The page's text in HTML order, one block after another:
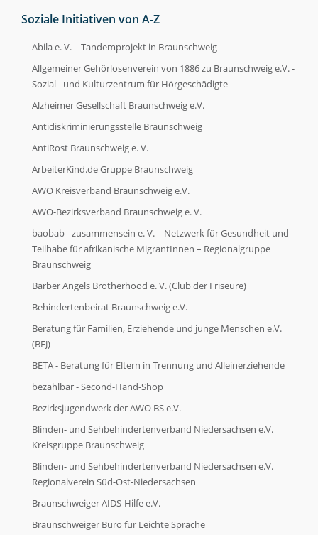
Soziale Initiativen von A-Z
Abila e. V. – Tandemprojekt in Braunschweig
Allgemeiner Gehörlosenverein von 1886 zu Braunschweig e.V. -
Sozial - und Kulturzentrum für Hörgeschädigte
Alzheimer Gesellschaft Braunschweig e.V.
Antidiskriminierungsstelle Braunschweig
AntiRost Braunschweig e. V.
ArbeiterKind.de Gruppe Braunschweig
AWO Kreisverband Braunschweig e.V.
AWO-Bezirksverband Braunschweig e. V.
baobab - zusammensein e. V. – Netzwerk für Gesundheit und
Teilhabe für afrikanische MigrantInnen – Regionalgruppe
Braunschweig
Barber Angels Brotherhood e. V. (Club der Friseure)
Behindertenbeirat Braunschweig e.V.
Beratung für Familien, Erziehende und junge Menschen e.V.
(BEJ)
BETA - Beratung für Eltern in Trennung und Alleinerziehende
bezahlbar - Second-Hand-Shop
Bezirksjugendwerk der AWO BS e.V.
Blinden- und Sehbehindertenverband Niedersachsen e.V.
Kreisgruppe Braunschweig
Blinden- und Sehbehindertenverband Niedersachsen e.V.
Regionalverein Süd-Ost-Niedersachsen
Braunschweiger AIDS-Hilfe e.V.
Braunschweiger Büro für Leichte Sprache